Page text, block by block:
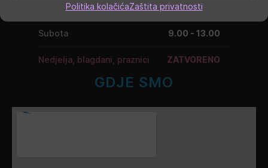
Politika kolačićaZaštita privatnosti
9.00 - 19.00
Subota 9.00 - 13.00
Nedjelja, blagdani, praznici ZATVORENO
GDJE SMO